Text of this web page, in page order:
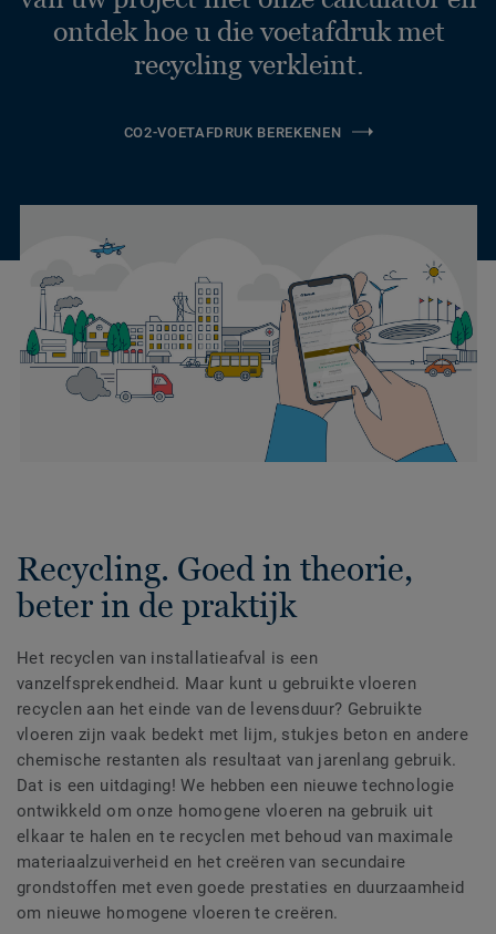
ontdek hoe u die voetafdruk met
recycling verkleint.
CO2-VOETAFDRUK BEREKENEN
Recycling. Goed in theorie,
beter in de praktijk
Het recyclen van installatieafval is een
vanzelfsprekendheid. Maar kunt u gebruikte vloeren
recyclen aan het einde van de levensduur? Gebruikte
vloeren zijn vaak bedekt met lijm, stukjes beton en andere
chemische restanten als resultaat van jarenlang gebruik.
Dat is een uitdaging! We hebben een nieuwe technologie
ontwikkeld om onze homogene vloeren na gebruik uit
elkaar te halen en te recyclen met behoud van maximale
materiaalzuiverheid en het creëren van secundaire
grondstoffen met even goede prestaties en duurzaamheid
om nieuwe homogene vloeren te creëren.